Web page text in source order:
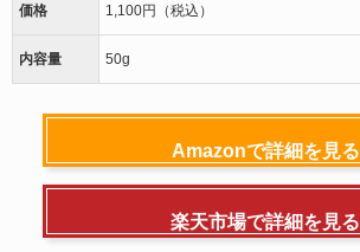
価格 1,100円（税込）
内容量 50g
Amazonで詳細を見る
楽天市場で詳細を見る